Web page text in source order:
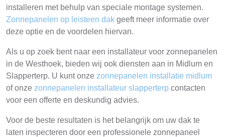
installeren met behulp van speciale montage systemen.
Zonnepanelen op leisteen dak geeft meer informatie over
deze optie en de voordelen hiervan.
Als u op zoek bent naar een installateur voor zonnepanelen
in de Westhoek, bieden wij ook diensten aan in Midlum en
Slapperterp. U kunt onze zonnepanelen installatie midlum
of onze zonnepanelen installateur slapperterp contacten
voor een offerte en deskundig advies.
Voor de beste resultaten is het belangrijk om uw dak te
laten inspecteren door een professionele zonnepaneel